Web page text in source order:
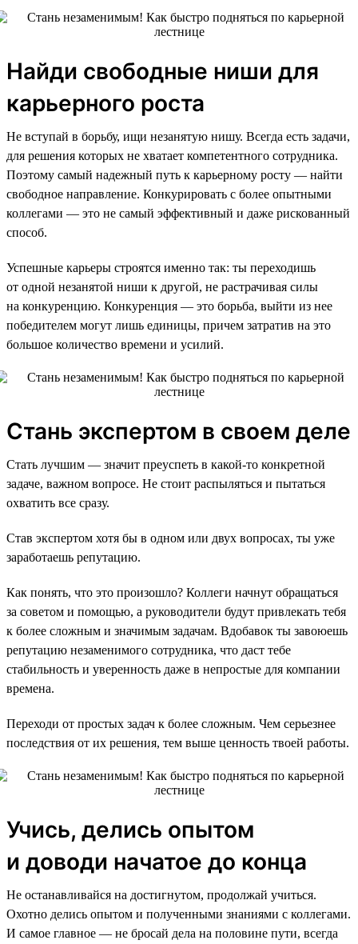
Найди свободные ниши для
карьерного роста
Не вступай в борьбу, ищи незанятую нишу. Всегда есть задачи,
для решения которых не хватает компетентного сотрудника.
Поэтому самый надежный путь к карьерному росту — найти
свободное направление. Конкурировать с более опытными
коллегами — это не самый эффективный и даже рискованный
способ.
Успешные карьеры строятся именно так: ты переходишь
от одной незанятой ниши к другой, не растрачивая силы
на конкуренцию. Конкуренция — это борьба, выйти из нее
победителем могут лишь единицы, причем затратив на это
большое количество времени и усилий.
Стань экспертом в своем деле
Стать лучшим — значит преуспеть в какой-то конкретной
задаче, важном вопросе. Не стоит распыляться и пытаться
охватить все сразу.
Став экспертом хотя бы в одном или двух вопросах, ты уже
заработаешь репутацию.
Как понять, что это произошло? Коллеги начнут обращаться
за советом и помощью, а руководители будут привлекать тебя
к более сложным и значимым задачам. Вдобавок ты завоюешь
репутацию незаменимого сотрудника, что даст тебе
стабильность и уверенность даже в непростые для компании
времена.
Переходи от простых задач к более сложным. Чем серьезнее
последствия от их решения, тем выше ценность твоей работы.
Учись, делись опытом
и доводи начатое до конца
Не останавливайся на достигнутом, продолжай учиться.
Охотно делись опытом и полученными знаниями с коллегами.
И самое главное — не бросай дела на половине пути, всегда